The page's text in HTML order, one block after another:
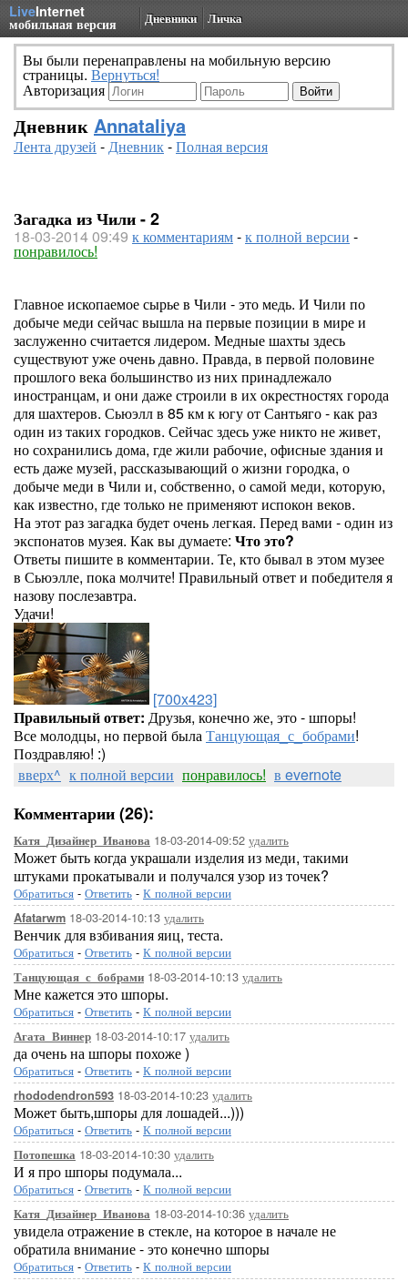
LiveInternet
мобильная версия Дневники Личка
Вы были перенаправлены на мобильную версию
страницы. Вернуться!
Авторизация
Дневник Annataliya
Лента друзей -Дневник-Полная версия
Загадка из Чили - 2
18-03-2014 09:49 к комментариям-к полной версии -
понравилось!
Главное ископаемое сырье в Чили - это медь. И Чили по
добыче меди сейчас вышла на первые позиции в мире и
заслуженно считается лидером. Медные шахты здесь
существуют уже очень давно. Правда, в первой половине
прошлого века большинство из них принадлежало
иностранцам, и они даже строили в их окрестностях города
для шахтеров. Сьюэлл в 85 км к югу от Сантьяго - как раз
один из таких городков. Сейчас здесь уже никто не живет,
но сохранились дома, где жили рабочие, офисные здания и
есть даже музей, рассказывающий о жизни городка, о
добыче меди в Чили и, собственно, о самой меди, которую,
как известно, где только не применяют испокон веков.
На этот раз загадка будет очень легкая. Перед вами - один из
экспонатов музея. Как вы думаете: Что это?
Ответы пишите в комментарии. Те, кто бывал в этом музее
в Сьюэлле, пока молчите! Правильный ответ и победителя я
назову послезавтра.
Удачи!
[700x423]
Правильный ответ: Друзья, конечно же, это - шпоры!
Все молодцы, но первой былаТанцующая_с_бобрами!
Поздравляю! :)
вверх^ к полной версии понравилось! в evernote
Комментарии (26):
Катя_Дизайнер_Иванова 18-03-2014-09:52 удалить
Может быть когда украшали изделия из меди, такими
штуками прокатывали и получался узор из точек?
Обратиться - Ответить - К полной версии
Afatarwm 18-03-2014-10:13 удалить
Венчик для взбивания яиц, теста.
Обратиться - Ответить - К полной версии
Танцующая_с_бобрами 18-03-2014-10:13 удалить
Мне кажется это шпоры.
Обратиться - Ответить - К полной версии
Агата_Виннер 18-03-2014-10:17 удалить
да очень на шпоры похоже )
Обратиться - Ответить - К полной версии
rhododendron593 18-03-2014-10:23 удалить
Может быть,шпоры для лошадей...)))
Обратиться - Ответить - К полной версии
Потопешка 18-03-2014-10:30 удалить
И я про шпоры подумала...
Обратиться - Ответить - К полной версии
Катя_Дизайнер_Иванова 18-03-2014-10:36 удалить
увидела отражение в стекле, на которое в начале не
обратила внимание - это конечно шпоры
Обратиться - Ответить - К полной версии